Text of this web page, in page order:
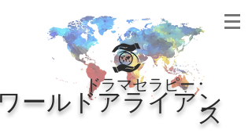
ドラマセラピー・
ールドアライアン
ス